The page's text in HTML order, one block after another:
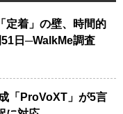
定着」の壁、時間的
日─WalkMe調査
「ProVoXT」が5言